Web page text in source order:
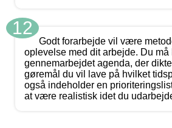
12
Godt forarbejde vil være
oplevelse med dit arbejde. Du må
gennemarbejdet agenda, der
gøremål du vil lave på hvilket
også indeholder en
at være realistisk idet du